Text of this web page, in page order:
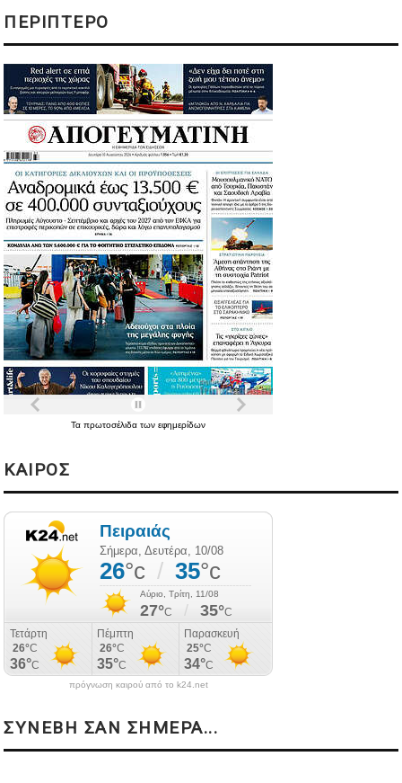
ΠΕΡΙΠΤΕΡΟ
Ταπρωτοσέλιδατωνεφημερίδων
ΚΑΙΡΟΣ
πρόγνωση καιρού από το k24.net
ΣΥΝΕΒΗ ΣΑΝ ΣΗΜΕΡΑ...